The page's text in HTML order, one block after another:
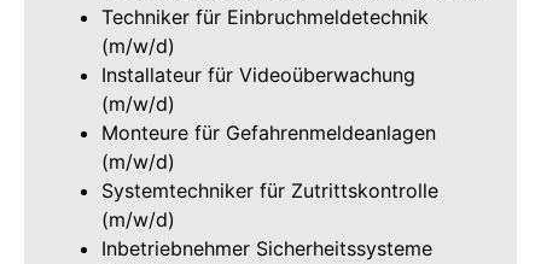
Techniker für Einbruchmeldetechnik
(m/w/d)
Installateur für Videoüberwachung
(m/w/d)
Monteure für Gefahrenmeldeanlagen
(m/w/d)
Systemtechniker für Zutrittskontrolle
(m/w/d)
Inbetriebnehmer Sicherheitssysteme